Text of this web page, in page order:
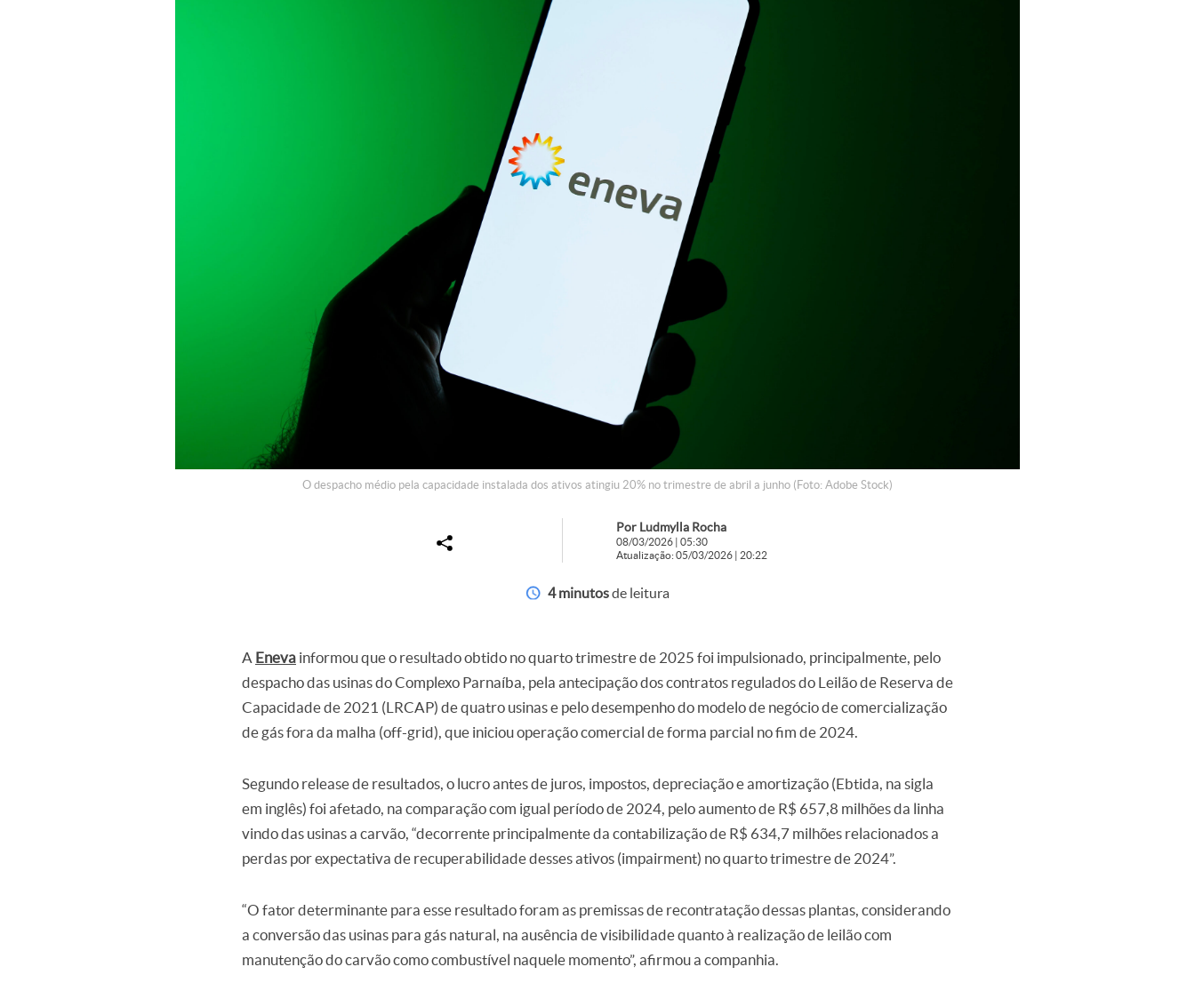
O despacho médio pela capacidade instalada dos ativos atingiu 20% no trimestre de abril a junho (Foto: Adobe Stock)
Por Ludmylla Rocha
08/03/2026 | 05:30
Atualização: 05/03/2026 | 20:22
4 minutosde leitura
A Eneva informou que o resultado obtido no quarto trimestre de 2025 foi impulsionado, principalmente, pelo
despacho das usinas do Complexo Parnaíba, pela antecipação dos contratos regulados do Leilão de Reserva de
Capacidade de 2021 (LRCAP) de quatro usinas e pelo desempenho do modelo de negócio de comercialização
de gás fora da malha (off-grid), que iniciou operação comercial de forma parcial no fim de 2024.
Segundo release de resultados, o lucro antes de juros, impostos, depreciação e amortização (Ebtida, na sigla
em inglês) foi afetado, na comparação com igual período de 2024, pelo aumento de R$ 657,8 milhões da linha
vindo das usinas a carvão, “decorrente principalmente da contabilização de R$ 634,7 milhões relacionados a
perdas por expectativa de recuperabilidade desses ativos (impairment) no quarto trimestre de 2024”.
“O fator determinante para esse resultado foram as premissas de recontratação dessas plantas, considerando
a conversão das usinas para gás natural, na ausência de visibilidade quanto à realização de leilão com
manutenção do carvão como combustível naquele momento”, afirmou a companhia.